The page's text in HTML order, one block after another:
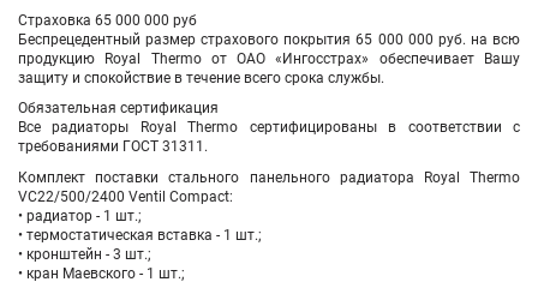
Страховка 65 000 000 руб
Беспрецедентный размер страхового покрытия 65 000 000 руб. на всю
продукцию Royal Thermo от ОАО «Ингосстрах» обеспечивает Вашу
защиту и спокойствие в течение всего срока службы.
Обязательная сертификация
Все радиаторы Royal Thermo сертифицированы в соответствии с
требованиями ГОСТ 31311.
Комплект поставки стального панельного радиатора Royal Thermo
VC22/500/2400 Ventil Compact:
• радиатор - 1 шт.;
• термостатическая вставка - 1 шт.;
• кронштейн - 3 шт.;
• кран Маевского - 1 шт.;